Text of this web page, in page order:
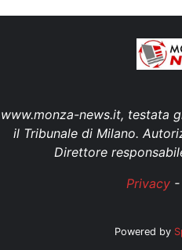
www.monza-news.it, testata
il Tribunale di Milano.
Direttore
Privacy-
Powered by